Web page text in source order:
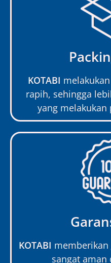
KOTABI
rapih, sehingga
yang melakukan
KOTABI memberikan
sangat aman